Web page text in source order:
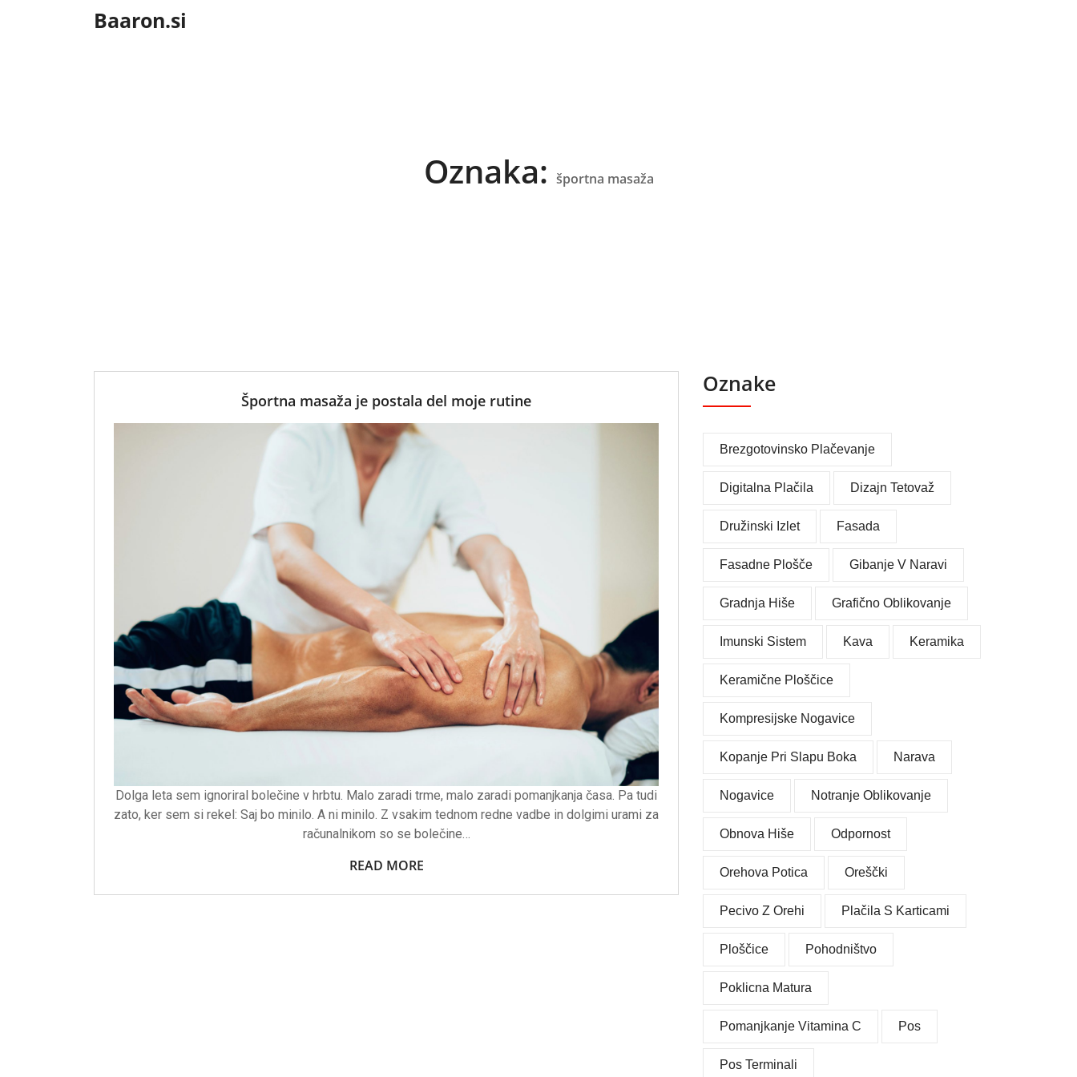
Baaron.si
Oznaka: športna masaža
Športna masaža je postala del moje rutine
Dolga leta sem ignoriral bolečine v hrbtu. Malo zaradi trme, malo zaradi pomanjkanja časa. Pa tudi
zato, ker sem si rekel: Saj bo minilo. A ni minilo. Z vsakim tednom redne vadbe in dolgimi urami za
računalnikom so se bolečine…
READ MORE
Oznake
Brezgotovinsko Plačevanje
Digitalna Plačila Dizajn Tetovaž
Družinski Izlet Fasada
Fasadne Plošče Gibanje V Naravi
Gradnja Hiše Grafično Oblikovanje
Imunski Sistem Kava Keramika
Keramične Ploščice
Kompresijske Nogavice
Kopanje Pri Slapu Boka Narava
Nogavice Notranje Oblikovanje
Obnova Hiše Odpornost
Orehova Potica Oreščki
Pecivo Z Orehi Plačila S Karticami
Ploščice Pohodništvo
Poklicna Matura
Pomanjkanje Vitamina C Pos
Pos Terminali